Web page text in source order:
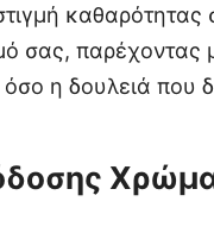
καθαρότητας
σας, παρέχοντας
η δουλειά που